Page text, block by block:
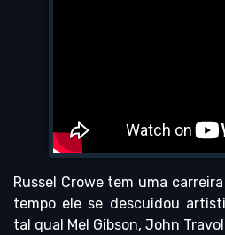
Russel Crowe tem uma
tempo ele se descuidou
tal qual Mel Gibson, John